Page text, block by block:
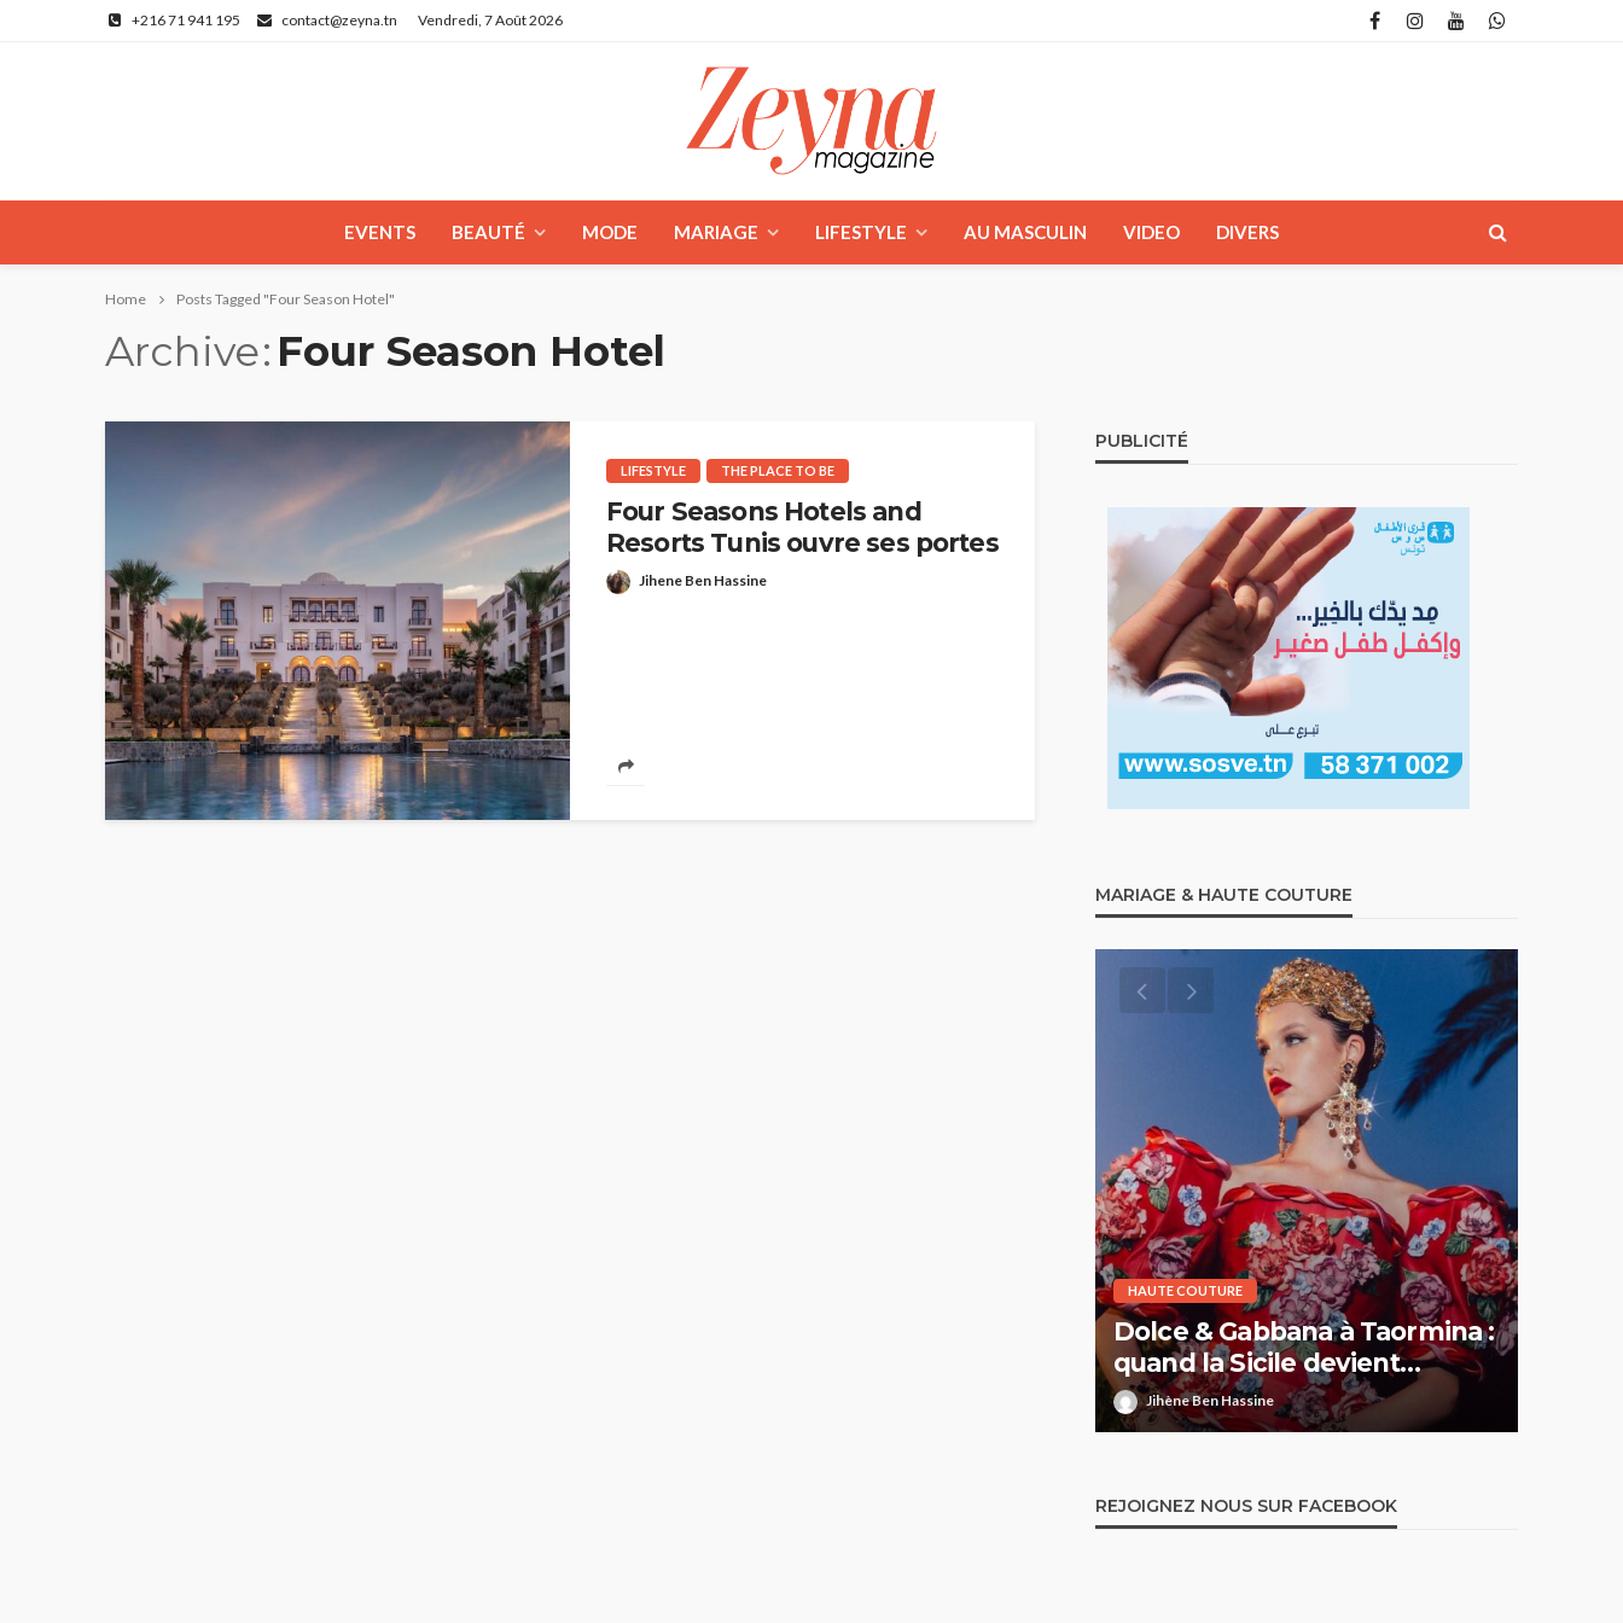
+216 71 941 195 contact@zeyna.tn Vendredi, 7 Août 2026
EVENTS BEAUTÉ MODE MARIAGE LIFESTYLE AU MASCULIN VIDEO DIVERS
Home Posts Tagged "Four Season Hotel"
Archive Four Season Hotel
LIFESTYLE THE PLACE TO BE
Four Seasons Hotels and
Resorts Tunis ouvre ses portes
Jihene Ben Hassine
PUBLICITÉ
MARIAGE & HAUTE COUTURE
HAUTE COUTURE
Dolce & Gabbana à Taormina :
quand la Sicile devient
l’Olympe
Jihène Ben Hassine
REJOIGNEZ NOUS SUR FACEBOOK